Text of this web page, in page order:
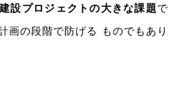
設プロジェクトの大きな課題で
画の段階で防げる ものでもあり